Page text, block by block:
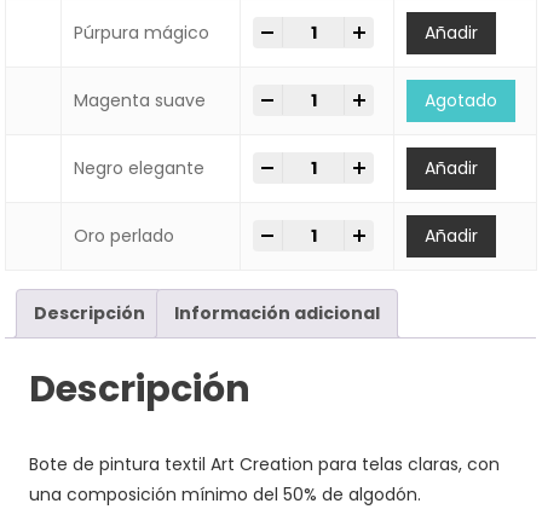
Púrpura mágico
- Pintura textil Art Creation
Añadir
Magenta suave- Pintura textil Art Creation
Agotado
Negro elegante- Pintura textil Art Creation
Añadir
Oro perlado Pintura textil Art Creation
Añadir
Descripción Información adicional
Descripción
Bote de pintura textil Art Creation para telas claras, con
una composición mínimo del 50% de algodón.